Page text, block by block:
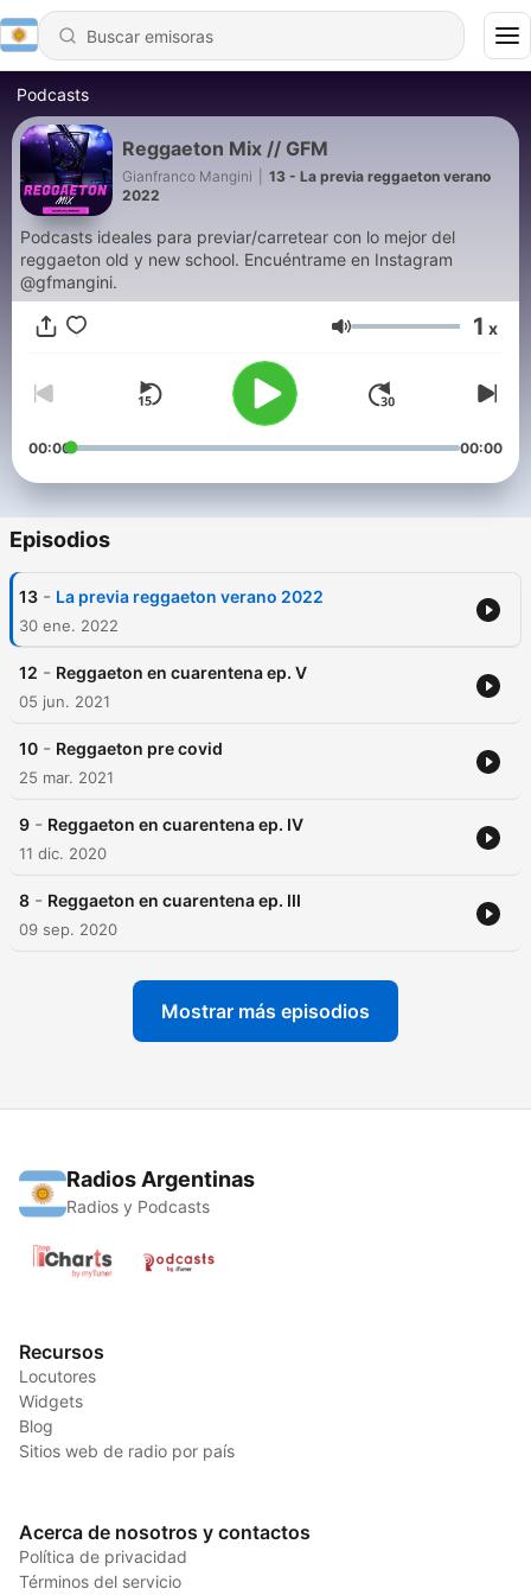
Podcasts
Reggaeton Mix // GFM
Gianfranco Mangini
13 - La previa reggaeton verano
2022
Podcasts ideales para previar/carretear con lo mejor del
reggaeton old y new school. Encuéntrame en Instagram
@gfmangini.
Volumen 1 x
00:00 00:00
Episodios
13 - La previa reggaeton verano 2022
30 ene. 2022
12 - Reggaeton en cuarentena ep. V
05 jun. 2021
10 - Reggaeton pre covid
25 mar. 2021
9 - Reggaeton en cuarentena ep. IV
11 dic. 2020
8 - Reggaeton en cuarentena ep. III
09 sep. 2020
Mostrar más episodios
Radios Argentinas
Radios y Podcasts
Recursos
Locutores
Widgets
Blog
Sitios web de radio por país
Acerca de nosotros y contactos
Política de privacidad
Términos del servicio